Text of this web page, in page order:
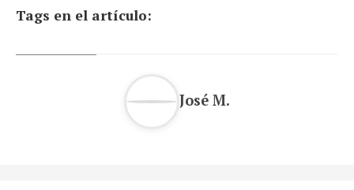
Tags en el artículo:
José M.